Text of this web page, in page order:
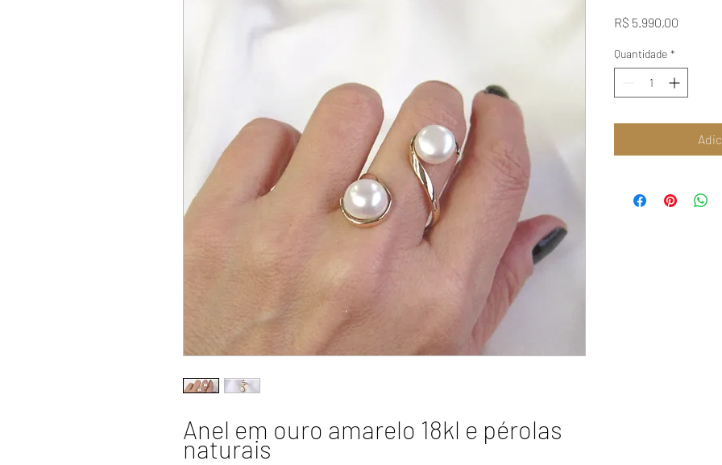
Anel em ouro amarelo 18kl e pérolas
naturais
R$ 5.990,00
Quantidade *